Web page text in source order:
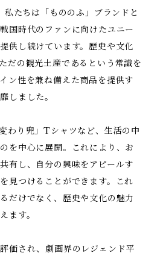
たちは「もののふ」ブランドと
国時代のファンに向けたユニー
供し続けています。歴史や文化
だの観光土産であるという常識を
ン性を兼ね備えた商品を提供す
しました。
わり兜」Tシャツなど、生活の中
を中心に展開。これにより、お
有し、自分の興味をアピールす
見つけることができます。これ
だけでなく、歴史や文化の魅力
ます。
価され、劇画界のレジェンド平